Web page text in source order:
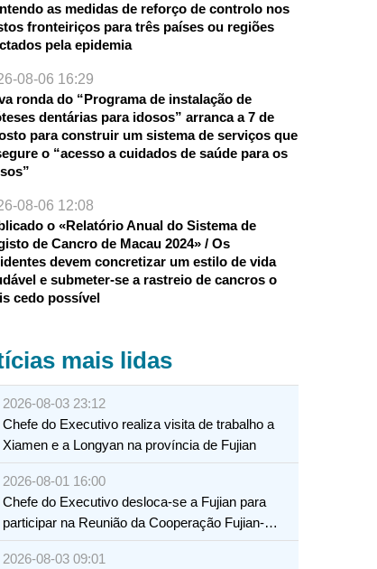
as medidas de reforço de controlo nos
fronteiriços para três países ou regiões
pela epidemia
08-06 16:29
ronda do “Programa de instalação de
dentárias para idosos” arranca a 7 de
para construir um sistema de serviços que
o “acesso a cuidados de saúde para os
08-06 12:08
o «Relatório Anual do Sistema de
de Cancro de Macau 2024» / Os
devem concretizar um estilo de vida
e submeter-se a rastreio de cancros o
cedo possível
mais lidas
2026-08-03 23:12
Chefe do Executivo realiza visita de trabalho a
Xiamen e a Longyan na província de Fujian
2026-08-01 16:00
Chefe do Executivo desloca-se a Fujian para
participar na Reunião da Cooperação Fujian-
Macau
2026-08-03 09:01